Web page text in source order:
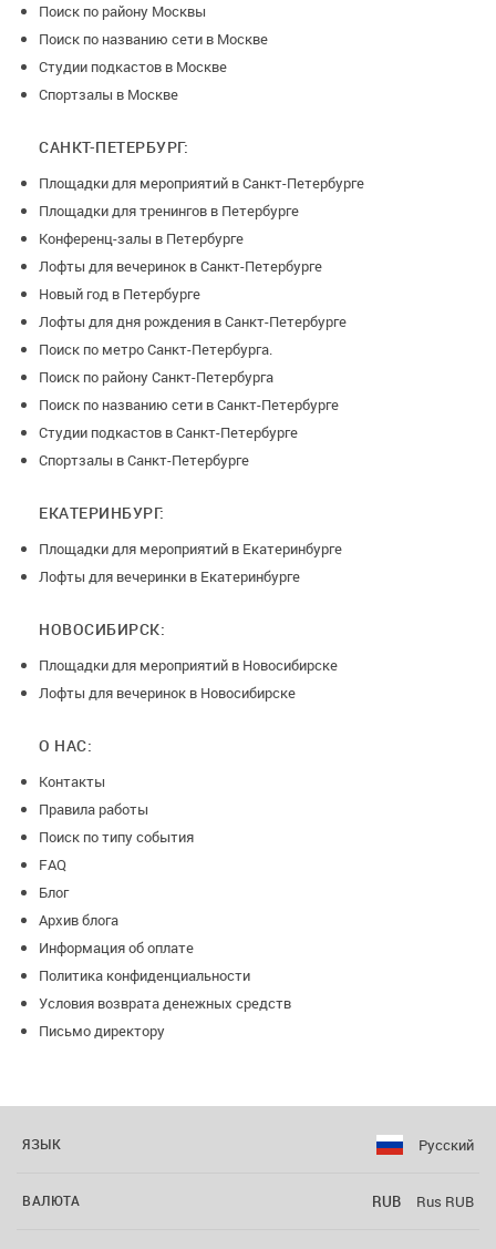
Поиск по району Москвы
Поиск по названию сети в Москве
Студии подкастов в Москве
Спортзалы в Москве
САНКТ-ПЕТЕРБУРГ:
Площадки для мероприятий в Санкт-Петербурге
Площадки для тренингов в Петербурге
Конференц-залы в Петербурге
Лофты для вечеринок в Санкт-Петербурге
Новый год в Петербурге
Лофты для дня рождения в Санкт-Петербурге
Поиск по метро Санкт-Петербурга.
Поиск по району Санкт-Петербурга
Поиск по названию сети в Санкт-Петербурге
Студии подкастов в Санкт-Петербурге
Спортзалы в Санкт-Петербурге
ЕКАТЕРИНБУРГ:
Площадки для мероприятий в Екатеринбурге
Лофты для вечеринки в Екатеринбурге
НОВОСИБИРСК:
Площадки для мероприятий в Новосибирске
Лофты для вечеринок в Новосибирске
О НАС:
Контакты
Правила работы
Поиск по типу события
FAQ
Блог
Архив блога
Информация об оплате
Политика конфиденциальности
Условия возврата денежных средств
Письмо директору
ЯЗЫК Русский
ВАЛЮТА RUB Rus RUB